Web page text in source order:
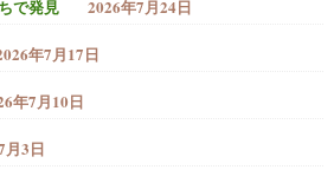
で発見 2026年7月24日
年7月17日
年7月10日
月3日